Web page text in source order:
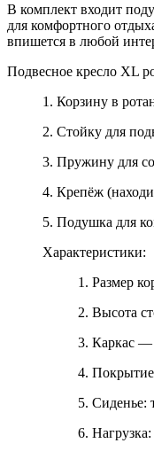
В комплект входит
для комфортного
впишется в любой
Подвесное кресло XL
1. Корзину в
2. Стойку для
3. Пружину для
4. Крепёж
5. Подушка для
Характеристики:
1. Размер
2. Высота
3. Каркас —
4.
5. Сиденье:
6. Нагрузка: